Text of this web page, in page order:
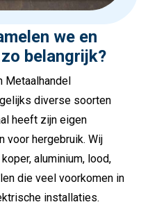
we en
belangrijk?
Metaalhandel
diverse soorten
heeft zijn eigen
voor hergebruik. Wij
aluminium, lood,
die veel voorkomen in
installaties.